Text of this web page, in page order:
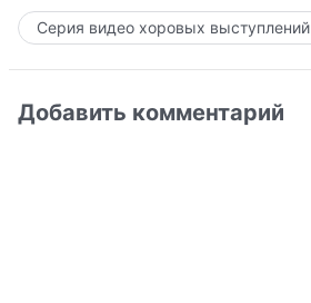
Серия видео хоровых выступлений
Добавить комментарий